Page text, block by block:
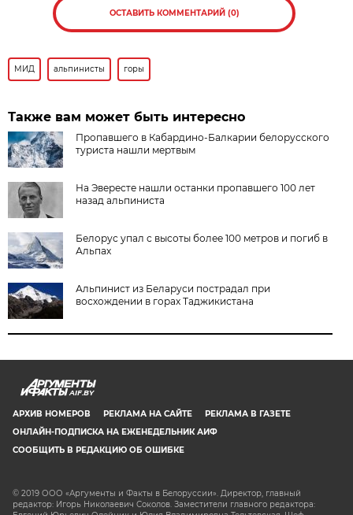
ОСТАВИТЬ КОММЕНТАРИЙ (0)
МИД альпинисты горы
Также вам может быть интересно
Пропавшего в Кабардино-Балкарии белорусского
туриста нашли мертвым
На Эвересте нашли останки пропавшего 100 лет
назад альпиниста
Белорус упал с высоты более 100 метров и погиб в
Альпах
Альпинист из Беларуси пострадал при
восхождении в горах Таджикистана
AIF.BY
АРХИВ НОМЕРОВ РЕКЛАМА НА САЙТЕ
РЕКЛАМА В ГАЗЕТЕ
ОНЛАЙН-ПОДПИСКА НА ЕЖЕНЕДЕЛЬНИК АИФ
СООБЩИТЬ В РЕДАКЦИЮ ОБ ОШИБКЕ
© 2019 ООО «Аргументы и Факты в Белоруссии». Директор, главный
редактор: Игорь Николаевич Соколов. Заместители главного редактора: